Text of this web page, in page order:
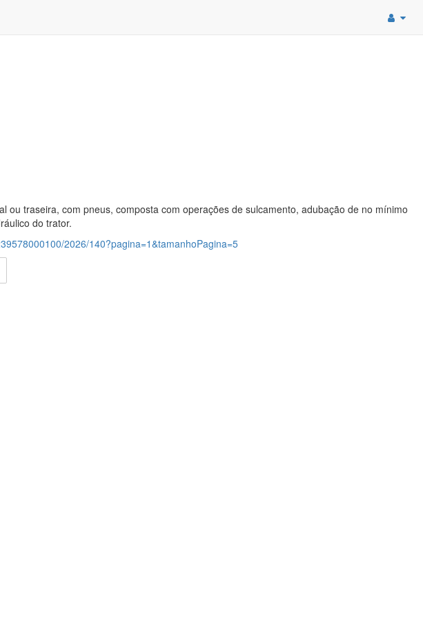
ou traseira, com pneus, composta com operações de sulcamento, adubação de no mínimo
do trator.
2026/140?pagina=1&tamanhoPagina=5